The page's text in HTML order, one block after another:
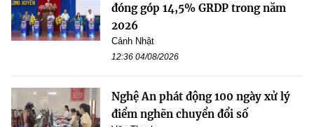
đóng góp 14,5% GRDP trong năm
2026
Cảnh Nhật
12:36 04/08/2026
Nghệ An phát động 100 ngày xử lý
điểm nghẽn chuyển đổi số